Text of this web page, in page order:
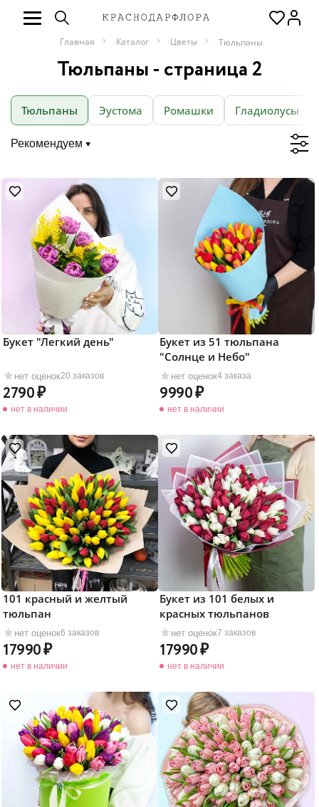
Главная Каталог Цветы Тюльпаны
Тюльпаны - страница 2
Тюльпаны Эустома Ромашки Гладиолусы
Рекомендуем
нет оценок20 заказов
Букет "Легкий день"
2790
нет в наличии
нет оценок4 заказа
Букет из 51 тюльпана
"Солнце и Небо"
9990
нет в наличии
нет оценок6 заказов
101 красный и желтый
тюльпан
17990
нет в наличии
нет оценок7 заказов
Букет из 101 белых и
красных тюльпанов
17990
нет в наличии